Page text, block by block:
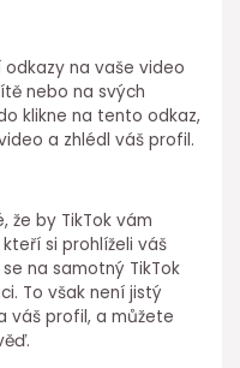
na vaše video
nebo na svých
klikne na tento odkaz,
a zhlédl váš profil.
že by TikTok vám
si prohlíželi váš
na samotný TikTok
To však není jistý
váš profil, a můžete